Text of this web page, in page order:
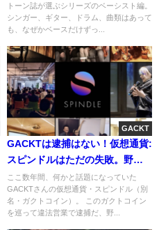
トーン誌が選ぶシリーズのベーシスト編。
シンガー、ギター、ドラム、曲類はあって
も、なぜかベースだけずっ...
GACKT
GACKTは逮捕はない！仮想通貨:
スピンドルはただの失敗。野田
聖子の圧力関係はｶﾞｾ
ここ数年間、何かと話題になっていた
GACKTさんの仮想通貨・スピンドル（別
名・ガクトコイン）。 このガクトコイン
を巡って違法営業で逮捕だ、野...